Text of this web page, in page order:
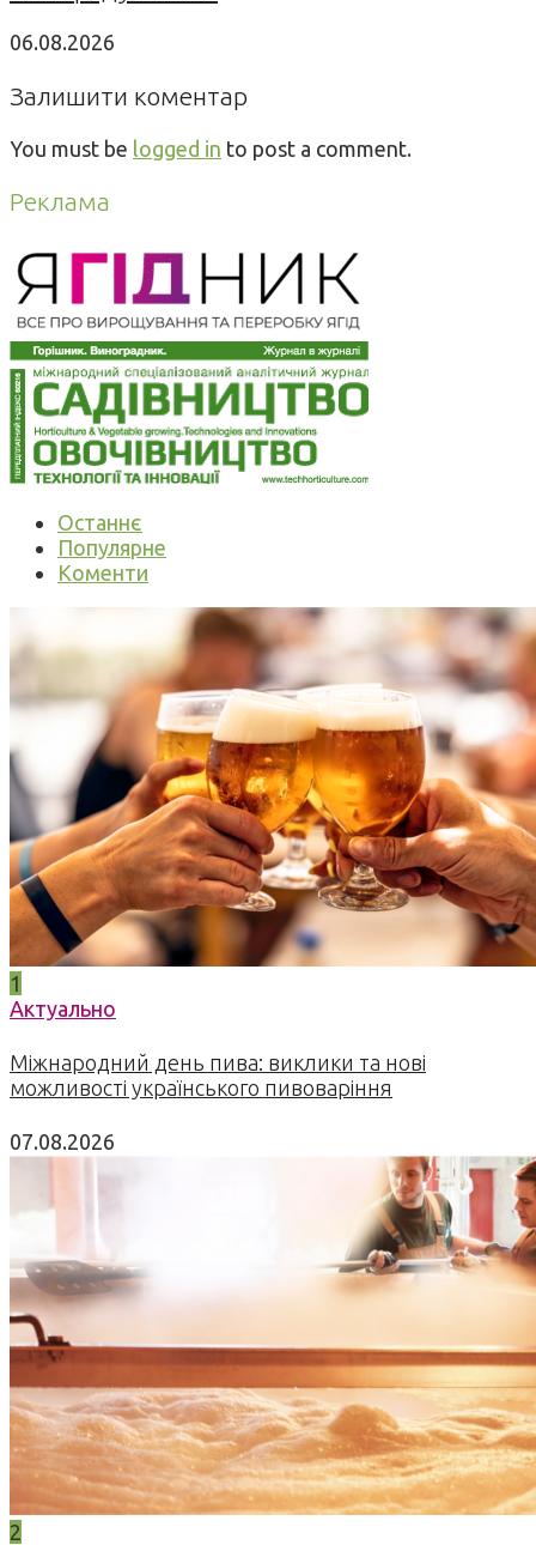
06.08.2026
Залишити коментар
You must be logged in to post a comment.
Реклама
Останнє
Популярне
Коменти
1
Актуально
Міжнародний день пива: виклики та нові
можливості українського пивоваріння
07.08.2026
2